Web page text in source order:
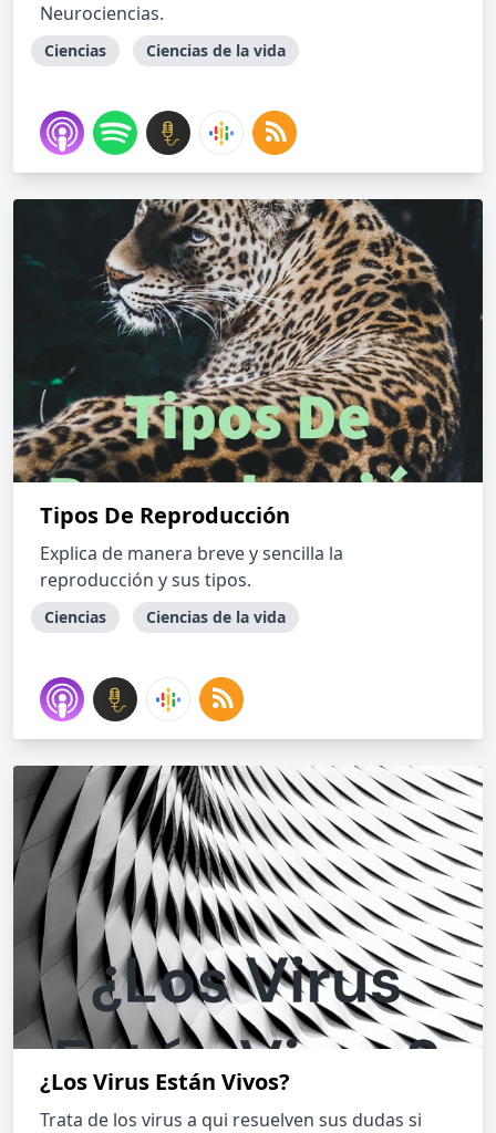
Neurociencias.
Ciencias Ciencias de la vida
Tipos De Reproducción
Explica de manera breve y sencilla la
reproducción y sus tipos.
Ciencias Ciencias de la vida
¿Los Virus Están Vivos?
Trata de los virus a qui resuelven sus dudas si